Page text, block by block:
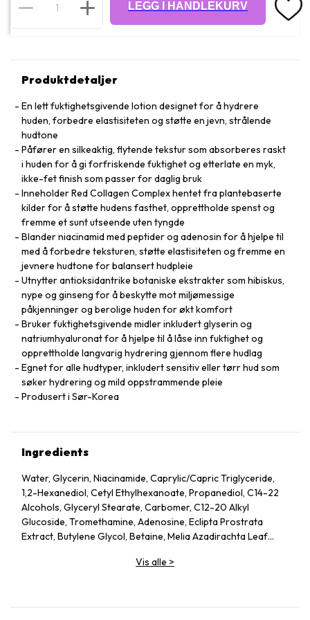
LEGG I HANDLEKURV
Produktdetaljer
En lett fuktighetsgivende lotion designet for å hydrere
huden, forbedre elastisiteten og støtte en jevn, strålende
hudtone
Påfører en silkeaktig, flytende tekstur som absorberes raskt
i huden for å gi forfriskende fuktighet og etterlate en myk,
ikke-fet finish som passer for daglig bruk
Inneholder Red Collagen Complex hentet fra plantebaserte
kilder for å støtte hudens fasthet, opprettholde spenst og
fremme et sunt utseende uten tyngde
Blander niacinamid med peptider og adenosin for å hjelpe til
med å forbedre teksturen, støtte elastisiteten og fremme en
jevnere hudtone for balansert hudpleie
Utnytter antioksidantrike botaniske ekstrakter som hibiskus,
nype og ginseng for å beskytte mot miljømessige
påkjenninger og berolige huden for økt komfort
Bruker fuktighetsgivende midler inkludert glyserin og
natriumhyaluronat for å hjelpe til å låse inn fuktighet og
opprettholde langvarig hydrering gjennom flere hudlag
Egnet for alle hudtyper, inkludert sensitiv eller tørr hud som
søker hydrering og mild oppstrammende pleie
Produsert i Sør-Korea
Ingredients
Water, Glycerin, Niacinamide, Caprylic/Capric Triglyceride,
1,2-Hexanediol, Cetyl Ethylhexanoate, Propanediol, C14-22
Alcohols, Glyceryl Stearate, Carbomer, C12-20 Alkyl
Glucoside, Tromethamine, Adenosine, Eclipta Prostrata
Extract, Butylene Glycol, Betaine, Melia Azadirachta Leaf
Seed Oil, Polyglyceryl-10 Laurate, Hydrolyzed Collagen,
Vis alle >